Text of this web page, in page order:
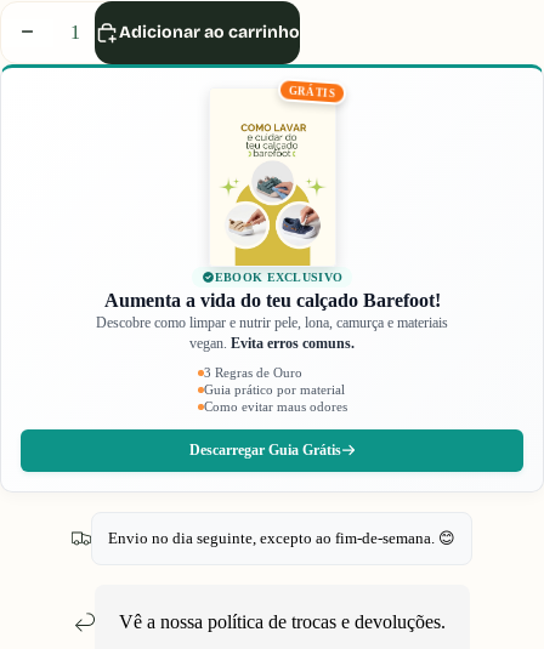
Iniciar Sessão
Diminuir
quantidade
Aumentar
Adicionar ao carrinho
GRÁTIS
EBOOK EXCLUSIVO
Aumenta a vida do teu calçado Barefoot!
Descobre como limpar e nutrir pele, lona, camurça e materiais
vegan. Evita erros comuns.
3 Regras de Ouro
Guia prático por material
Como evitar maus odores
Descarregar Guia Grátis
Envio no dia seguinte, excepto ao fim-de-semana. 😊
Vê a nossa política de trocas e devoluções.